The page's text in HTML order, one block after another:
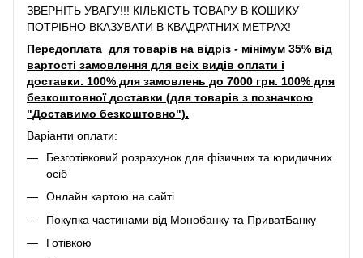
ЗВЕРНІТЬ УВАГУ!!! КІЛЬКІСТЬ ТОВАРУ В КОШИКУ
ПОТРІБНО ВКАЗУВАТИ В КВАДРАТНИХ МЕТРАХ!
Передоплата для товарів на відріз - мінімум 35% від
вартості замовлення для всіх видів оплати і
доставки. 100% для замовлень до 7000 грн. 100% для
безкоштовної доставки (для товарів з позначкою
"Доставимо безкоштовно").
Варіанти оплати:
Безготівковий розрахунок для фізичних та юридичних
осіб
Онлайн картою на сайті
Покупка частинами від Монобанку та ПриватБанку
Готівкою